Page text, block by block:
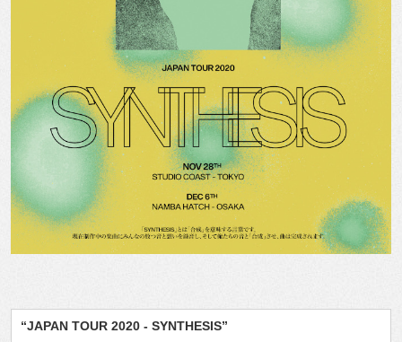
“JAPAN TOUR 2020 - SYNTHESIS”